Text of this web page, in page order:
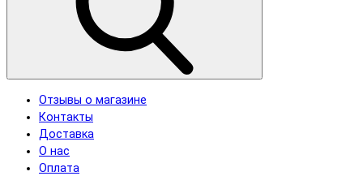
Отзывы о магазине
Контакты
Доставка
О нас
Оплата